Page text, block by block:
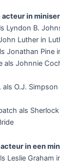
acteur in
Lyndon B.
Luther in
Jonathan Pine
als Johnnie
O.J.
als
in een
Leslie Graham